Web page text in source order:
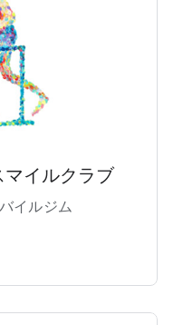
イルクラブ
イルジム